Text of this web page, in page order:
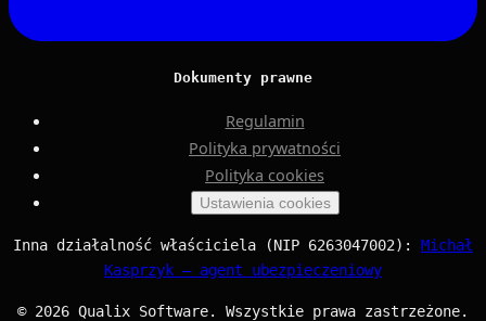
Dokumenty prawne
Regulamin
Polityka prywatności
Polityka cookies
Ustawienia cookies
Inna działalność właściciela (NIP 6263047002): Michał
Kasprzyk — agent ubezpieczeniowy
© 2026 Qualix Software. Wszystkie prawa zastrzeżone.